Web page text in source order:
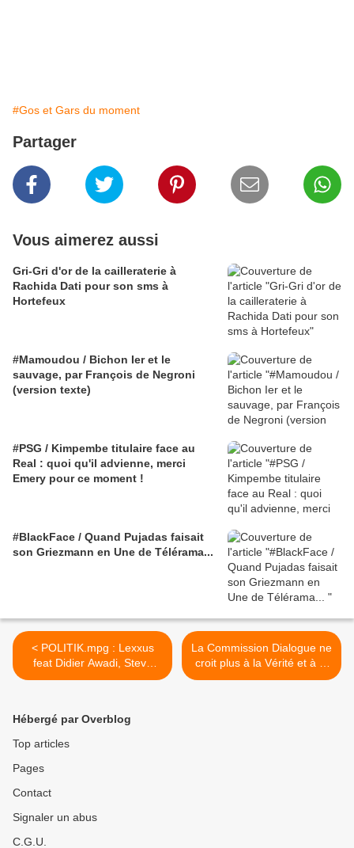
#Gos et Gars du moment
Partager
Vous aimerez aussi
Gri-Gri d'or de la cailleraterie à
Rachida Dati pour son sms à
Hortefeux
#Mamoudou / Bichon Ier et le
sauvage, par François de Negroni
(version texte)
#PSG / Kimpembe titulaire face au
Real : quoi qu'il advienne, merci
Emery pour ce moment !
#BlackFace / Quand Pujadas faisait
son Griezmann en Une de Télérama...
< POLITIK.mpg : Lexxus
feat Didier Awadi, Steve
Mav et Fredy Massamba
La Commission Dialogue ne
croit plus à la Vérité et à la
Réconciliation sous
Hébergé par Overblog
Top articles
Pages
Contact
Signaler un abus
C.G.U.